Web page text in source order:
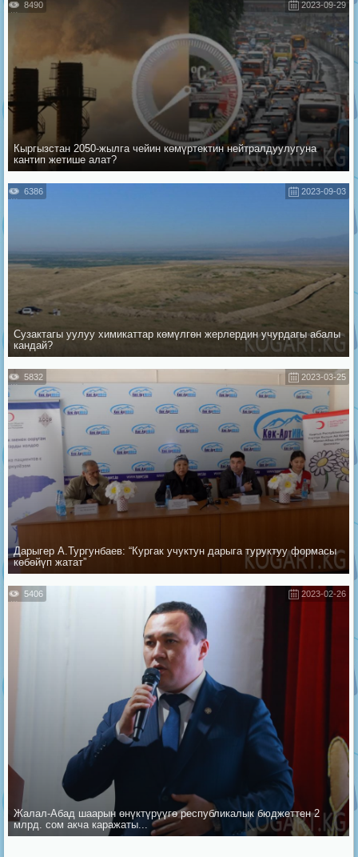
2023-09-29
8490
Кыргызстан 2050-жылга чейин көмүртектин нейтралдуулугуна
кантип жетише алат?
2023-09-03
6386
Сузактагы уулуу химикаттар көмүлгөн жерлердин учурдагы абалы
кандай?
2023-03-25
5832
Дарыгер А.Тургунбаев: “Кургак учуктун дарыга туруктуу формасы
көбөйүп жатат”
2023-02-26
5406
Жалал-Абад шаарын ѳнүктүрүүгѳ республикалык бюджеттен 2
млрд. сом акча каражаты...